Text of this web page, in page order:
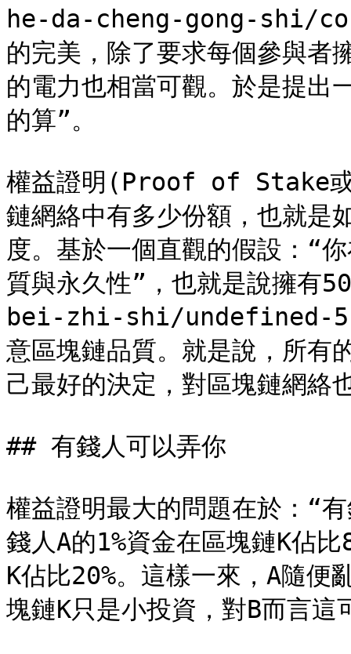
he-da-cheng-gong-shi/
的完美，除了要求每個參與者
的電力也相當可觀。於是提出
的算”。
權益證明(Proof of Stake或
鏈網絡中有多少份額，也就是
度。基於一個直觀的假設：“
質與永久性”，也就是說擁
bei-zhi-shi/undefined-
意區塊鏈品質。就是說，所有
己最好的決定，對區塊鏈網絡
## 有錢人可以弄你
權益證明最大的問題在於：“
錢人A的1%資金在區塊鏈K佔
K佔比20%。這樣一來，A隨便
塊鏈K只是小投資，對B而言這